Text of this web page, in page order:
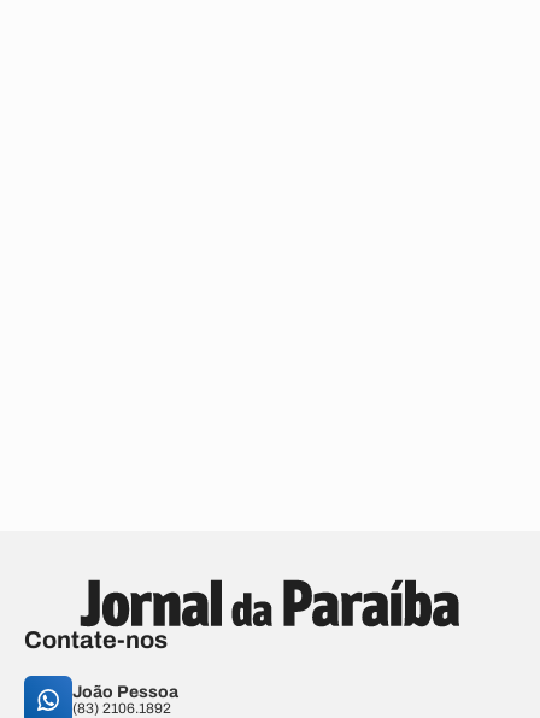
Contate-nos
João Pessoa
(83) 2106.1892